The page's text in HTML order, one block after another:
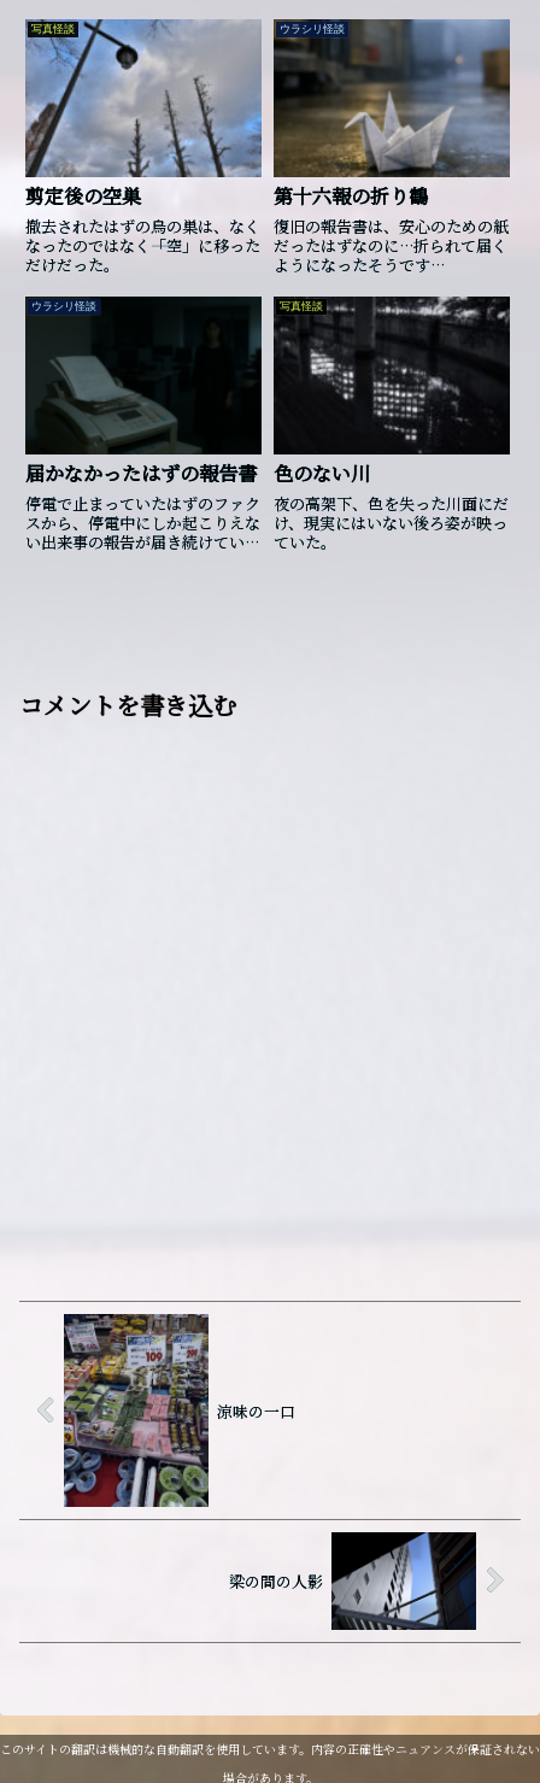
写真怪談
剪定後の空巣
撤去されたはずの烏の巣は、なく
なったのではなく――「空」に移った
だけだった。
ウラシリ怪談
第十六報の折り鶴
復旧の報告書は、安心のための紙
だったはずなのに…折られて届く
ようになったそうです…
ウラシリ怪談
届かなかったはずの報告書
停電で止まっていたはずのファク
スから、停電中にしか起こりえな
い出来事の報告が届き続けている
写真怪談
色のない川
夜の高架下、色を失った川面にだ
け、現実にはいない後ろ姿が映っ
ていた。
コメントを書き込む
涼味の一口
梁の間の人影
このサイトの翻訳は機械的な自動翻訳を使用しています。内容の正確性やニュアンスが保証されない
場合があります。